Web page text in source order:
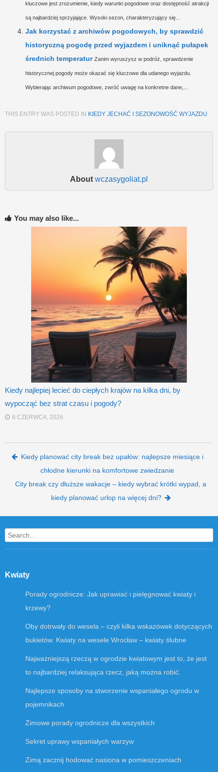
kluczowe jest zrozumienie, kiedy warunki pogodowe oraz dostępność atrakcji
są najbardziej sprzyjające. Wysoki sezon, charakteryzujący się...
Jak korzystać z archiwów pogodowych, by sprawdzić
historyczną pogodę przed wyjazdem i uniknąć pułapek
średnich temperatur Zanim wyruszysz w podróż, sprawdzenie
historycznej pogody może okazać się kluczowe dla udanego wyjazdu.
Wybierając archiwum pogodowe, zwróć uwagę na konkretne dane,...
THIS ENTRY WAS POSTED IN KIEDY JECHAĆ I SEZONOWOŚĆ WYJAZDU.
About wczasygoliat.pl
You may also like...
Kiedy najlepiej lecieć do ciepłych krajów na kilka dni, by
wypocząć bez strat czasu i pogody?
6 CZERWCA, 2026
Post navigation
Kiedy planować city break bez upałów: najlepsze miesiące i
chłodne kierunki na komfortowe zwiedzanie
City break czy dłuższe wakacje – kiedy wybrać krótki wypad, a
kiedy planować urlop na więcej dni?
Search
Kwiaty
Porady ogrodnicze: Jak uprawiać i pielęgnować kwiaty i
krzewy?
Oby dotrwały do wesela – czyli kilka wskazówek dotyczących
bukietów. Kwiaty na wesele Wrocław – kwiaty ślubne
Najważniejszą rzeczą w ogrodzie kwiatowym jest to, że jest
to najbardziej relaksująca rzecz, jaką można robić.
Najlepsze sposoby na stworzenie wspaniałego ogrodu w
pojemnikach
Zimowe porady ogrodnicze dla wszystkich
Sekret uprawy wspaniałych warzyw
Zimą zacznij hodować nasiona w pomieszczeniach